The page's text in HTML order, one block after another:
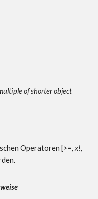
of shorter object
Operatoren [>=, x!,